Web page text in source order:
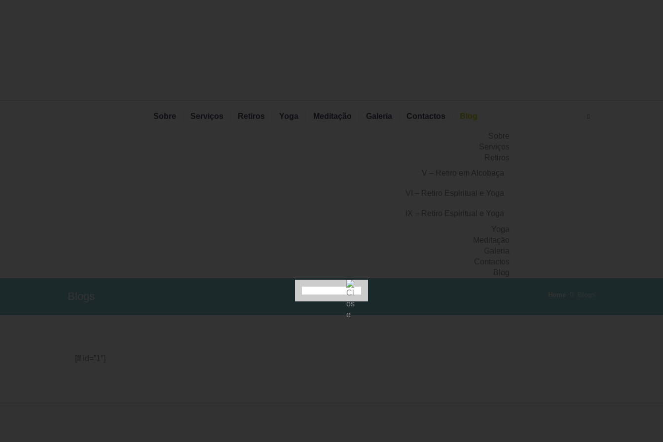
Sobre Serviços Retiros Yoga Meditação Galeria Contactos Blog
Sobre
Serviços
Retiros
V – Retiro em Alcobaça
VI – Retiro Espiritual e Yoga
IX – Retiro Espiritual e Yoga
Yoga
Meditação
Galeria
Contactos
Blog
[ff id=”1″]